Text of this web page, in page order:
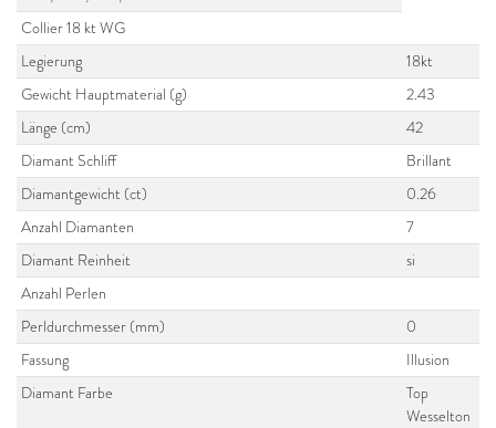
Collier 18 kt WG
Legierung
18kt
Gewicht Hauptmaterial (g)
2.43
Länge (cm)
42
Diamant Schliff
Brillant
Diamantgewicht (ct)
0.26
Anzahl Diamanten
7
Diamant Reinheit
si
Anzahl Perlen
Perldurchmesser (mm)
0
Fassung
Illusion
Diamant Farbe
Top
Wesselton